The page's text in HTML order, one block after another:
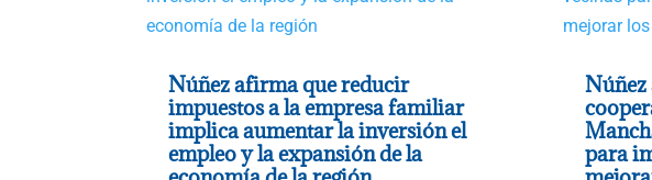
Núñez afirma que reducir
impuestos a la empresa familiar
implica aumentar la inversión el
empleo y la expansión de la
Núñez
para